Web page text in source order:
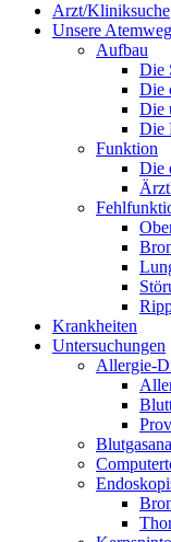
Arzt/Kliniksuche
Unsere
Aufbau
Die
Die
Die
Die
Funktion
Die
Krankheiten
Untersuchungen
Allergie-